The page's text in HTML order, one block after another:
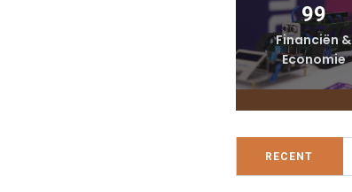
99
Financiën &
Economie
RECENT